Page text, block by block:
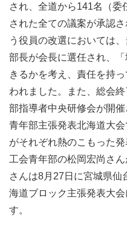
され、全道から141名（委
された全ての議案が承認
う役員の改選においては
部長が会長に選任され、
きるかを考え、責任を持
われました。また、総会
部指導者中央研修会が開
青年部主張発表北海道大
がそれぞれ熱のこもった
工会青年部の松岡宏尚さ
さんは8月27日に宮城県
海道ブロック主張発表大
す。